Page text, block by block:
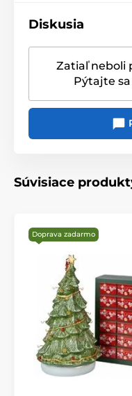
sú tou správnou
Produkt je
Vianočné
Vianočná Luxury
Vianočná
Diskusia
Zatiaľ neboli
Pýtajte
Súvisiace
Doprava zadarmo